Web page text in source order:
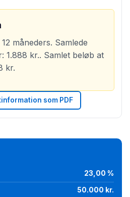
måneders. Samlede
1.888 kr.. Samlet beløb at
kr.
som PDF
23,00 %
50.000 kr.